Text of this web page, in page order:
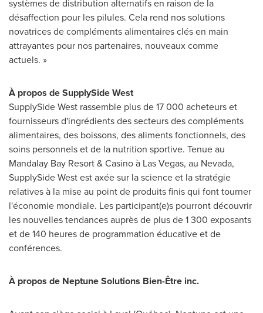
systèmes de distribution alternatifs en raison de la
désaffection pour les pilules. Cela rend nos solutions
novatrices de compléments alimentaires clés en main
attrayantes pour nos partenaires, nouveaux comme
actuels. »
À propos de SupplySide West
SupplySide West rassemble plus de 17 000 acheteurs et
fournisseurs d'ingrédients des secteurs des compléments
alimentaires, des boissons, des aliments fonctionnels, des
soins personnels et de la nutrition sportive. Tenue au
Mandalay Bay Resort & Casino à Las Vegas, au Nevada,
SupplySide West est axée sur la science et la stratégie
relatives à la mise au point de produits finis qui font tourner
l'économie mondiale. Les participant(e)s pourront découvrir
les nouvelles tendances auprès de plus de 1 300 exposants
et de 140 heures de programmation éducative et de
conférences.
À propos de Neptune Solutions Bien-Être inc.